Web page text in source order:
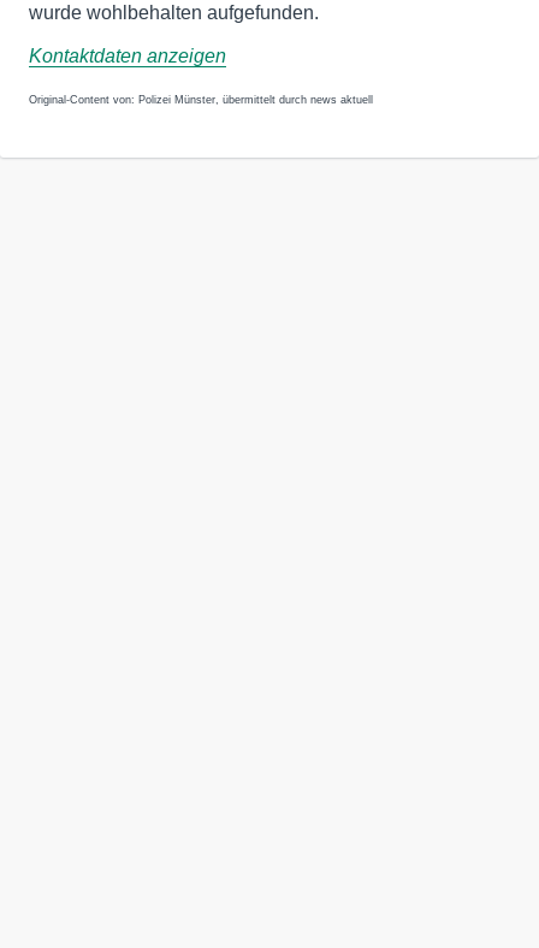
wurde wohlbehalten aufgefunden.
Kontaktdaten anzeigen
Original-Content von: Polizei Münster, übermittelt durch news aktuell